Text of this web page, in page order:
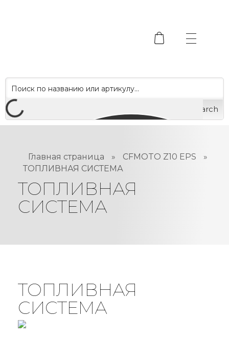
Search
Главная страница » CFMOTO Z10 EPS
»
ТОПЛИВНАЯ СИСТЕМА
ТОПЛИВНАЯ
СИСТЕМА
ТОПЛИВНАЯ
СИСТЕМА